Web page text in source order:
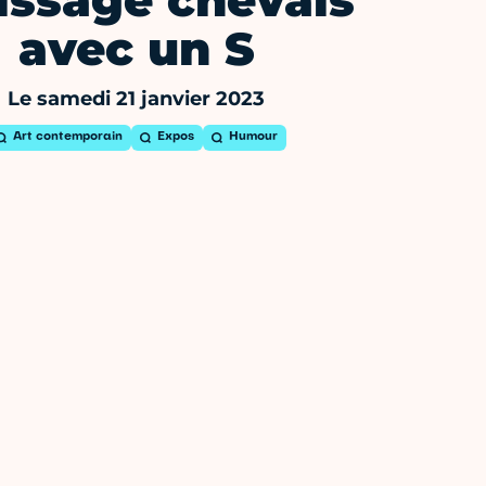
avec un S
Le samedi 21 janvier 2023
Art contemporain Expos Humour